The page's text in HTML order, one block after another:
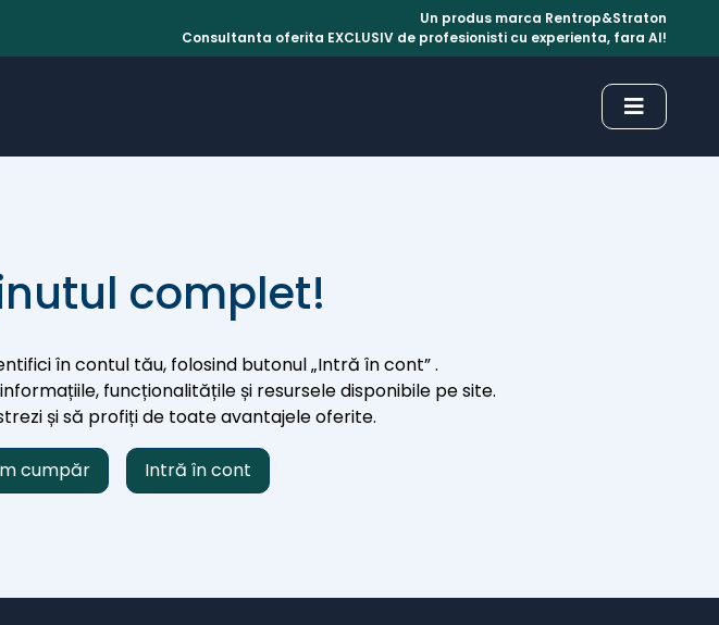
Un produs marca Rentrop&Straton
Consultanta oferita EXCLUSIV de profesionisti cu experienta, fara AI!
complet!
în contul tău, folosind butonul „Intră în cont” .
funcționalitățile și resursele disponibile pe site.
și să profiți de toate avantajele oferite.
cumpăr Intră în cont